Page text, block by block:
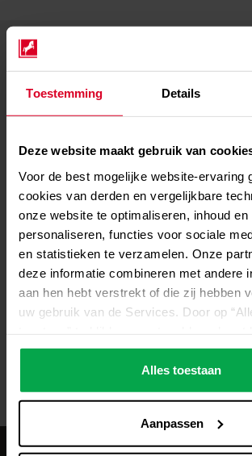
Toestemming Details
Deze website maakt gebruik van
Voor de best mogelijke website-ervaring
cookies van derden en vergelijkbare
onze website te optimaliseren, inhoud
personaliseren, functies voor sociale
en statistieken te verzamelen. Onze
deze informatie combineren met andere
aan hen hebt verstrekt of die zij hebben
uw gebruik van de Services. Door op
alle cookies, inclusief de
doorgeven ervan aan derden in
onze gegevensbeschermingsverklaring.
overeenstemming met artikel 49 (1) (a)
gegevensverwerking buiten de EER,
Alles toestaan
Aanpassen
générales 16.07.2026
Westfalen Hörstel : le
battant de Westfalen